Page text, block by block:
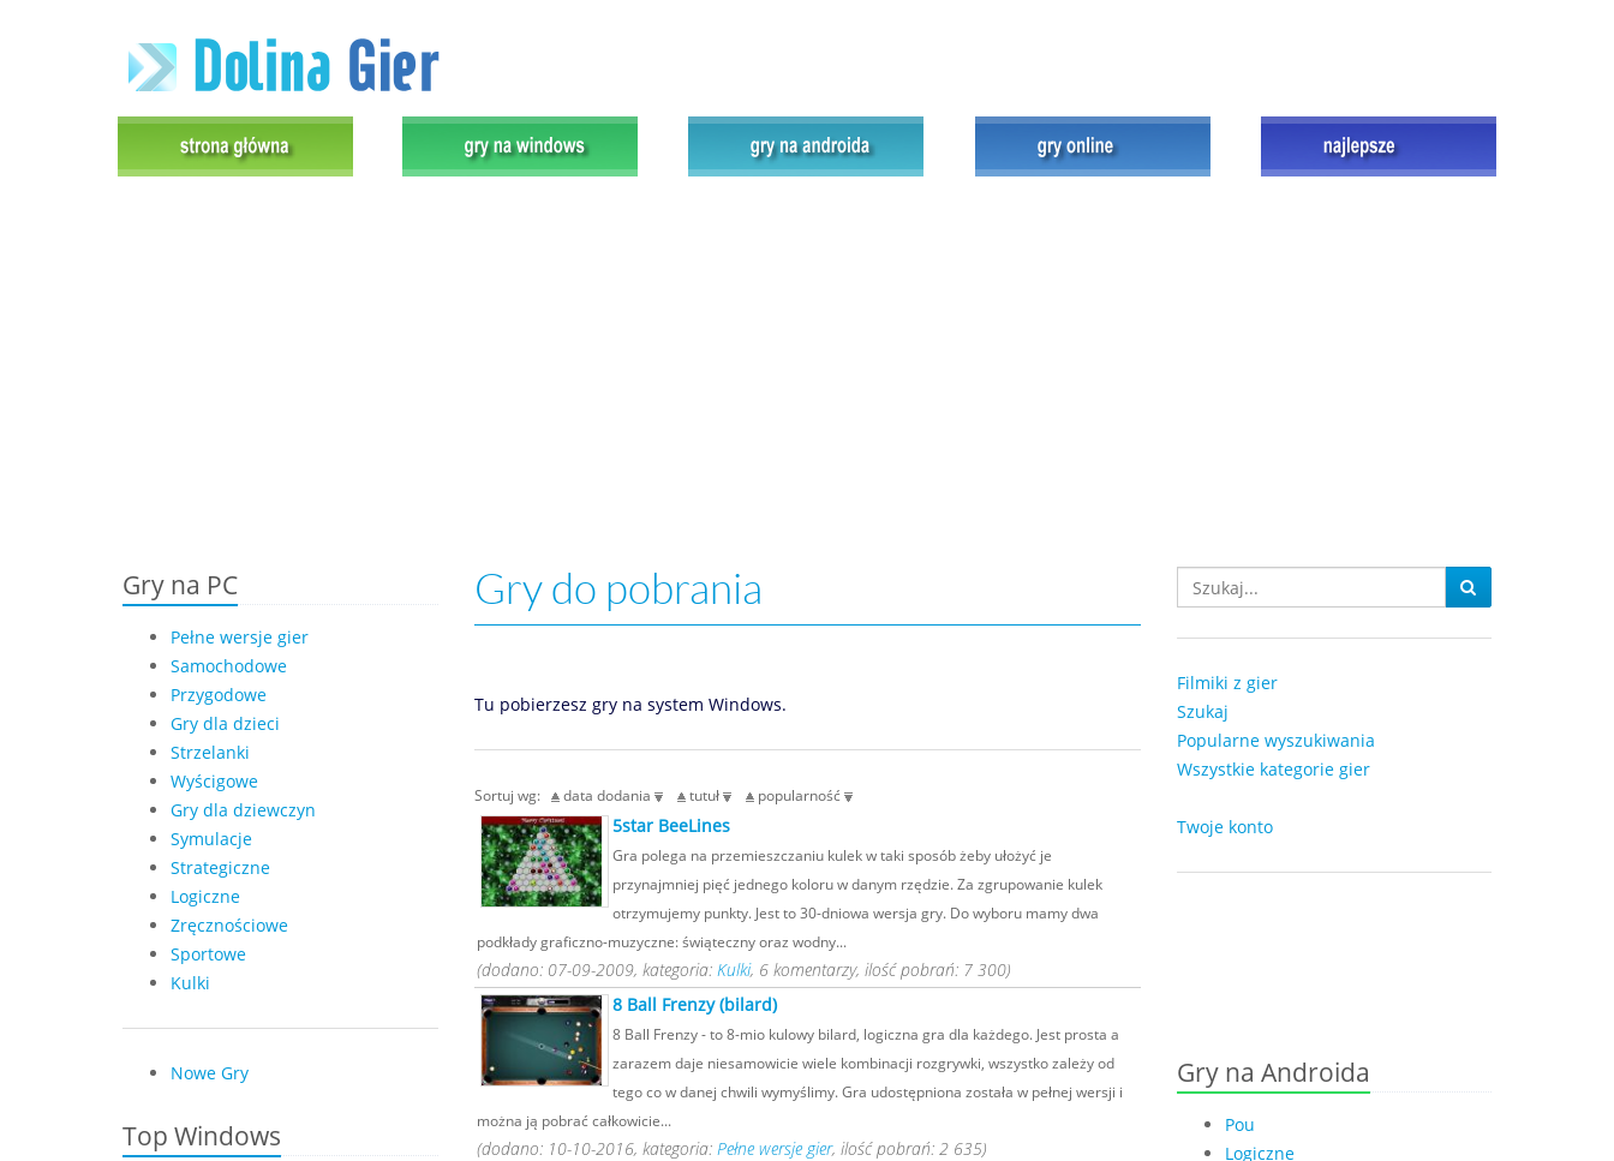
Gry na PC
Pełne wersje gier
Samochodowe
Przygodowe
Gry dla dzieci
Strzelanki
Wyścigowe
Gry dla dziewczyn
Symulacje
Strategiczne
Logiczne
Zręcznościowe
Sportowe
Kulki
Nowe Gry
Top Windows
Gry do pobrania
Tu pobierzesz gry na system Windows.
Sortuj wg: data dodania tutuł popularność
5star BeeLines
Gra polega na przemieszczaniu kulek w taki sposób żeby ułożyć je
przynajmniej pięć jednego koloru w danym rzędzie. Za zgrupowanie kulek
otrzymujemy punkty. Jest to 30-dniowa wersja gry. Do wyboru mamy dwa
podkłady graficzno-muzyczne: świąteczny oraz wodny...
(dodano: 07-09-2009, kategoria: Kulki, 6 komentarzy, ilość pobrań: 7 300)
8 Ball Frenzy (bilard)
8 Ball Frenzy - to 8-mio kulowy bilard, logiczna gra dla każdego. Jest prosta a
zarazem daje niesamowicie wiele kombinacji rozgrywki, wszystko zależy od
tego co w danej chwili wymyślimy. Gra udostępniona została w pełnej wersji i
można ją pobrać całkowicie...
(dodano: 10-10-2016, kategoria: Pełne wersje gier, ilość pobrań: 2 635)
Filmiki z gier
Szukaj
Popularne wyszukiwania
Wszystkie kategorie gier
Twoje konto
Gry na Androida
Pou
Logiczne